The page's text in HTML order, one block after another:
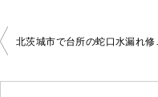
投